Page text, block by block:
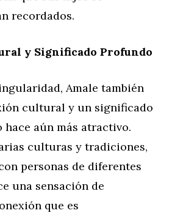
recordados.
y Significado Profundo
Amale también
cultural y un significado
aún más atractivo.
culturas y tradiciones,
personas de diferentes
una sensación de
que es